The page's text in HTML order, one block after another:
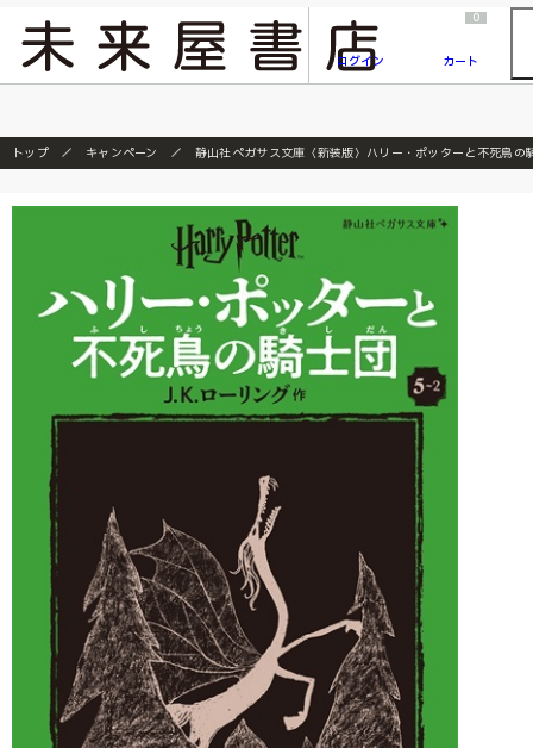
『ONE PIECE magazine 021 ONE PIECEカード付き同梱版』発売延期のご案内
ログイン
0
カート
トップ キャンペーン 静山社ペガサス文庫〈新装版〉ハリー・ポッターと不死鳥